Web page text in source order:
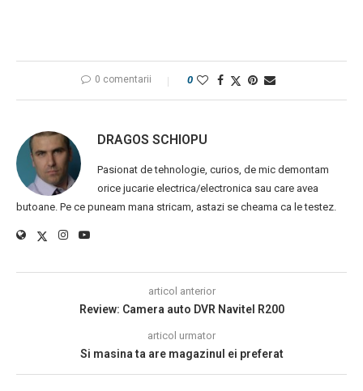
0 comentarii 0
DRAGOS SCHIOPU
Pasionat de tehnologie, curios, de mic demontam
orice jucarie electrica/electronica sau care avea
butoane. Pe ce puneam mana stricam, astazi se cheama ca le testez.
articol anterior
Review: Camera auto DVR Navitel R200
articol urmator
Si masina ta are magazinul ei preferat